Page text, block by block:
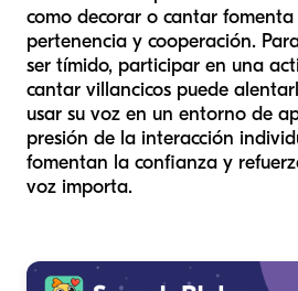
como decorar o cantar
pertenencia y cooperación.
ser tímido, participar en una
cantar villancicos puede
usar su voz en un entorno de
presión de la interacción
fomentan la confianza y
voz importa.